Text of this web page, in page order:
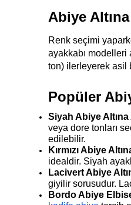
Abiye
Renk seçimi
ayakkabı modelleri
ton) ilerleyerek asil
Popüler
Siyah Abiye Altına
veya dore tonları
edilebilir.
Kırmızı Abiye
idealdir. Siyah
Lacivert Abiye
giyilir sorusudur.
Bordo Abiye